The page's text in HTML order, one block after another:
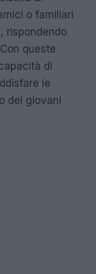
o familiari
rispondendo
queste
di
le
dei giovani